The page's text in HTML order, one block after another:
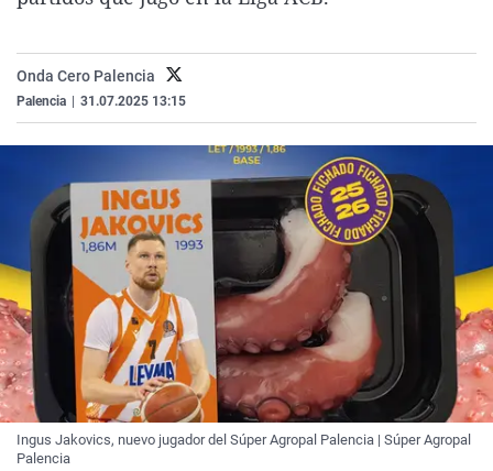
Gente viajera
Retornados
Galicia
País Vasco
Televisión
Onda Cero Palencia
Palencia 31.07.2025 13:15
Ingus Jakovics, nuevo jugador del Súper Agropal Palencia | Súper Agropal
Palencia